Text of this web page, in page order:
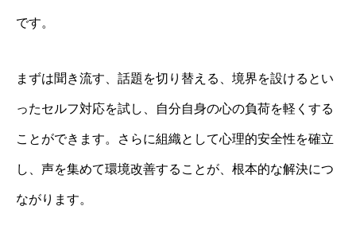
です。
まずは聞き流す、話題を切り替える、境界を設けるとい
ったセルフ対応を試し、自分自身の心の負荷を軽くする
ことができます。さらに組織として心理的安全性を確立
し、声を集めて環境改善することが、根本的な解決につ
ながります。